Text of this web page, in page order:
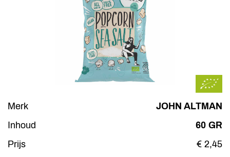
Merk
JOHN ALTMAN
Inhoud
60 GR
Prijs
€ 2,45